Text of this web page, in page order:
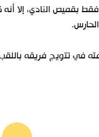
لصفوف إشبيلية معارًا لمدة عام، ورغم خوضه
في تتويج فريقه